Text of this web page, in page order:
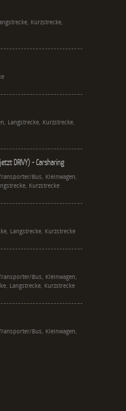
Kurzstrecke,
Langstrecke, Kurzstrecke,
DRIVY) - Carsharing
Bus, Kleinwagen,
Kurzstrecke
Langstrecke, Kurzstrecke
Bus, Kleinwagen,
Langstrecke, Kurzstrecke
Bus, Kleinwagen,